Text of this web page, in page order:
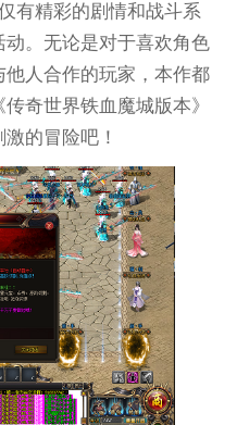
有精彩的剧情和战斗系
。无论是对于喜欢角色
人合作的玩家，本作都
奇世界铁血魔城版本》
的冒险吧！